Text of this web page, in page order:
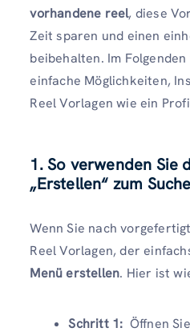
vorhandene reel, diese
Zeit sparen und einen
beibehalten. Im
einfache Möglichkeiten,
Reel Vorlagen wie ein
1. So verwenden Sie
„Erstellen“ zum
Wenn Sie nach
Reel Vorlagen, der
Menü erstellen. Hier ist
Schritt 1: Öffnen